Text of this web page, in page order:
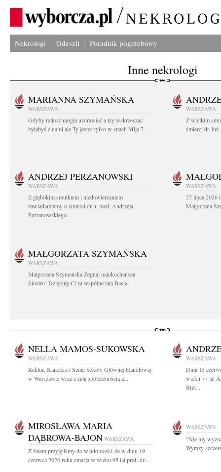
Nekrologi Odeszli Poradnik pogrzebowy
Inne nekrologi
MARIANNA SZYMAŃSKA
WARSZAWA
Gdyby miłość mogła uzdrawiać a łzy wskrzeszać
byłabyś z nami ale Ty jesteś tylko w snach Mija 7...
WARSZAWA
Z wielkim
śmierci dr.
ANDRZEJ PERZANOWSKI
WARSZAWA
Z głębokim smutkiem i niedowierzaniem
zawiadamiamy o śmierci dr n. med. Andrzeja
Perzanowskiego...
WARSZAWA
27 lipca 2026
Małgorzata
MAŁGORZATA SZYMAŃSKA
WARSZAWA
Małgorzata Szymańska Żegnaj najukochańsza
Siostro! Dziękuję Ci za wspólne lata Basia
NELLA MAMOS-SUKOWSKA
WARSZAWA
Rektor, Kanclerz i Senat Szkoły Głównej Handlowej
w Warszawie wraz z całą społecznością z...
WARSZAWA
Dnia 15
wieku 77 lat
Brat...
MIROSŁAWA MARIA
DĄBROWA-BAJON WARSZAWA
Z żalem przyjęliśmy do wiadomości, że w dniu 19
czerwca 2026 roku zmarła w wieku 95 lat prof. dr...
WARSZAWA
"Nie my
Wyrazy